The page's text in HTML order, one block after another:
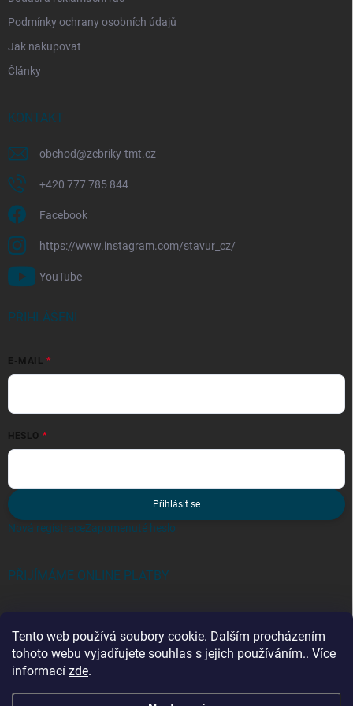
Tento web používá soubory cookie. Dalším procházením
tohoto webu vyjadřujete souhlas s jejich používáním.. Více
informací zde.
Podmínky ochrany osobních údajů
Jak nakupovat
Články
KONTAKT
obchod@zebriky-tmt.cz
+420 777 785 844
Facebook
https://www.instagram.com/stavur_cz/
YouTube
PŘIHLÁŠENÍ
E-MAIL
HESLO
Přihlásit se
Nová registraceZapomenuté heslo
PŘIJÍMÁME ONLINE PLATBY
Kategorie